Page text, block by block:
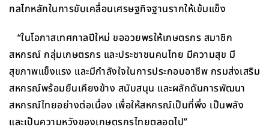
กลไกหลักในการขับเคลื่อนเศรษฐกิจฐานรากให้เข้มแข็ง
“ในโอกาสเทศกาลปีใหม่ ขออวยพรให้เกษตรกร สมาชิก
สหกรณ์ กลุ่มเกษตรกร และประชาชนคนไทย มีความสุข มี
สุขภาพแข็งแรง และมีกำลังใจในการประกอบอาชีพ กรมส่งเสริม
สหกรณ์พร้อมยืนเคียงข้าง สนับสนุน และผลักดันการพัฒนา
สหกรณ์ไทยอย่างต่อเนื่อง เพื่อให้สหกรณ์เป็นที่พึ่ง เป็นพลัง
และเป็นความหวังของเกษตรกรไทยตลอดไป”